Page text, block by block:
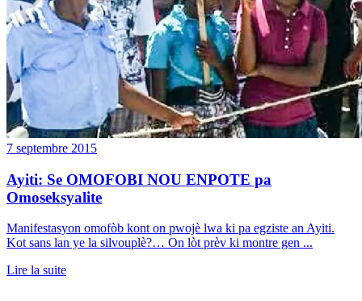
7 septembre 2015
Ayiti: Se OMOFOBI NOU ENPOTE pa
Omoseksyalite
Manifestasyon omofòb kont on pwojè lwa ki pa egziste an Ayiti.
Kot sans lan ye la silvouplè?… On lòt prèv ki montre gen ...
Lire la suite